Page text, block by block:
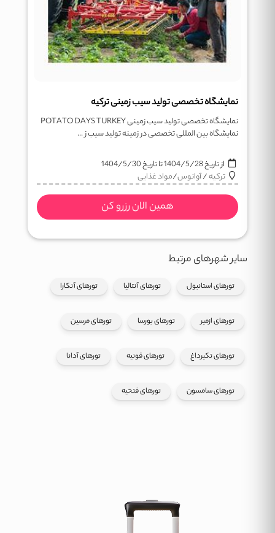
نمایشگاه تخصصی تولید سیب زمینی ترکیه
نمایشگاه تخصصی تولید سیب زمینی POTATO DAYS TURKEY
نمایشگاه بین المللی تخصصی در زمینه تولید سیب ز ...
از تاریخ1404/5/28تا تاریخ1404/5/30
ترکیه/آوانوس/مواد غذایی
همین الان رزرو کن
سایر شهرهای مرتبط
تورهای استانبول تورهای آنتالیا تورهای آنکارا
تورهای ازمیر تورهای بورسا تورهای مرسین
تورهای تکیرداغ تورهای قونیه تورهای آدانا
تورهای سامسون تورهای فتحیه